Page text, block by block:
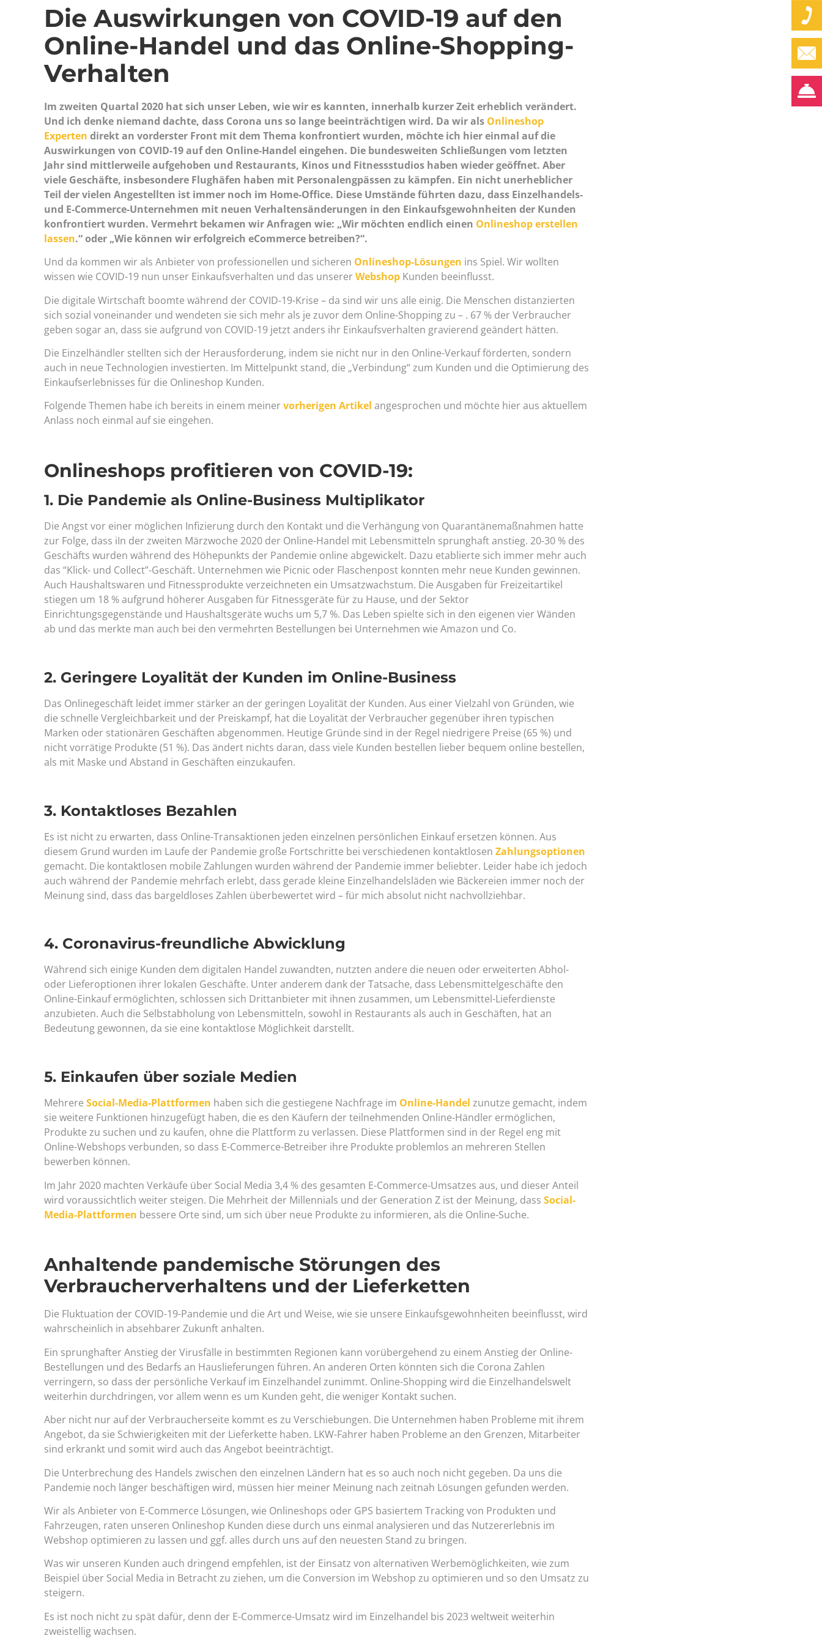
Die Auswirkungen von COVID-19 auf den
Online-Handel und das Online-Shopping-
Verhalten
Im zweiten Quartal 2020 hat sich unser Leben, wie wir es kannten, innerhalb kurzer Zeit erheblich verändert.
Und ich denke niemand dachte, dass Corona uns so lange beeinträchtigen wird. Da wir als Onlineshop
Experten direkt an vorderster Front mit dem Thema konfrontiert wurden, möchte ich hier einmal auf die
Auswirkungen von COVID-19 auf den Online-Handel eingehen. Die bundesweiten Schließungen vom letzten
Jahr sind mittlerweile aufgehoben und Restaurants, Kinos und Fitnessstudios haben wieder geöffnet. Aber
viele Geschäfte, insbesondere Flughäfen haben mit Personalengpässen zu kämpfen. Ein nicht unerheblicher
Teil der vielen Angestellten ist immer noch im Home-Office. Diese Umstände führten dazu, dass Einzelhandels-
und E-Commerce-Unternehmen mit neuen Verhaltensänderungen in den Einkaufsgewohnheiten der Kunden
konfrontiert wurden. Vermehrt bekamen wir Anfragen wie: „Wir möchten endlich einen Onlineshop erstellen
lassen.“ oder „Wie können wir erfolgreich eCommerce betreiben?“.
Und da kommen wir als Anbieter von professionellen und sicheren Onlineshop-Lösungen ins Spiel. Wir wollten
wissen wie COVID-19 nun unser Einkaufsverhalten und das unsererWebshop Kunden beeinflusst.
Die digitale Wirtschaft boomte während der COVID-19-Krise – da sind wir uns alle einig. Die Menschen distanzierten
sich sozial voneinander und wendeten sie sich mehr als je zuvor dem Online-Shopping zu – . 67 % der Verbraucher
geben sogar an, dass sie aufgrund von COVID-19 jetzt anders ihr Einkaufsverhalten gravierend geändert hätten.
Die Einzelhändler stellten sich der Herausforderung, indem sie nicht nur in den Online-Verkauf förderten, sondern
auch in neue Technologien investierten. Im Mittelpunkt stand, die „Verbindung“ zum Kunden und die Optimierung des
Einkaufserlebnisses für die Onlineshop Kunden.
Folgende Themen habe ich bereits in einem meinervorherigen Artikel angesprochen und möchte hier aus aktuellem
Anlass noch einmal auf sie eingehen.
Onlineshops profitieren von COVID-19:
1. Die Pandemie als Online-Business Multiplikator
Die Angst vor einer möglichen Infizierung durch den Kontakt und die Verhängung von Quarantänemaßnahmen hatte
zur Folge, dass iIn der zweiten Märzwoche 2020 der Online-Handel mit Lebensmitteln sprunghaft anstieg. 20-30 % des
Geschäfts wurden während des Höhepunkts der Pandemie online abgewickelt. Dazu etablierte sich immer mehr auch
das “Klick- und Collect”-Geschäft. Unternehmen wie Picnic oder Flaschenpost konnten mehr neue Kunden gewinnen.
Auch Haushaltswaren und Fitnessprodukte verzeichneten ein Umsatzwachstum. Die Ausgaben für Freizeitartikel
stiegen um 18 % aufgrund höherer Ausgaben für Fitnessgeräte für zu Hause, und der Sektor
Einrichtungsgegenstände und Haushaltsgeräte wuchs um 5,7 %. Das Leben spielte sich in den eigenen vier Wänden
ab und das merkte man auch bei den vermehrten Bestellungen bei Unternehmen wie Amazon und Co.
2. Geringere Loyalität der Kunden im Online-Business
Das Onlinegeschäft leidet immer stärker an der geringen Loyalität der Kunden. Aus einer Vielzahl von Gründen, wie
die schnelle Vergleichbarkeit und der Preiskampf, hat die Loyalität der Verbraucher gegenüber ihren typischen
Marken oder stationären Geschäften abgenommen. Heutige Gründe sind in der Regel niedrigere Preise (65 %) und
nicht vorrätige Produkte (51 %). Das ändert nichts daran, dass viele Kunden bestellen lieber bequem online bestellen,
als mit Maske und Abstand in Geschäften einzukaufen.
3. Kontaktloses Bezahlen
Es ist nicht zu erwarten, dass Online-Transaktionen jeden einzelnen persönlichen Einkauf ersetzen können. Aus
diesem Grund wurden im Laufe der Pandemie große Fortschritte bei verschiedenen kontaktlosen Zahlungsoptionen
gemacht. Die kontaktlosen mobile Zahlungen wurden während der Pandemie immer beliebter. Leider habe ich jedoch
auch während der Pandemie mehrfach erlebt, dass gerade kleine Einzelhandelsläden wie Bäckereien immer noch der
Meinung sind, dass das bargeldloses Zahlen überbewertet wird – für mich absolut nicht nachvollziehbar.
4. Coronavirus-freundliche Abwicklung
Während sich einige Kunden dem digitalen Handel zuwandten, nutzten andere die neuen oder erweiterten Abhol-
oder Lieferoptionen ihrer lokalen Geschäfte. Unter anderem dank der Tatsache, dass Lebensmittelgeschäfte den
Online-Einkauf ermöglichten, schlossen sich Drittanbieter mit ihnen zusammen, um Lebensmittel-Lieferdienste
anzubieten. Auch die Selbstabholung von Lebensmitteln, sowohl in Restaurants als auch in Geschäften, hat an
Bedeutung gewonnen, da sie eine kontaktlose Möglichkeit darstellt.
5. Einkaufen über soziale Medien
Mehrere Social-Media-Plattformen haben sich die gestiegene Nachfrage im Online-Handel zunutze gemacht, indem
sie weitere Funktionen hinzugefügt haben, die es den Käufern der teilnehmenden Online-Händler ermöglichen,
Produkte zu suchen und zu kaufen, ohne die Plattform zu verlassen. Diese Plattformen sind in der Regel eng mit
Online-Webshops verbunden, so dass E-Commerce-Betreiber ihre Produkte problemlos an mehreren Stellen
bewerben können.
Im Jahr 2020 machten Verkäufe über Social Media 3,4 % des gesamten E-Commerce-Umsatzes aus, und dieser Anteil
wird voraussichtlich weiter steigen. Die Mehrheit der Millennials und der Generation Z ist der Meinung, dass Social-
Media-Plattformen bessere Orte sind, um sich über neue Produkte zu informieren, als die Online-Suche.
Anhaltende pandemische Störungen des
Verbraucherverhaltens und der Lieferketten
Die Fluktuation der COVID-19-Pandemie und die Art und Weise, wie sie unsere Einkaufsgewohnheiten beeinflusst, wird
wahrscheinlich in absehbarer Zukunft anhalten.
Ein sprunghafter Anstieg der Virusfälle in bestimmten Regionen kann vorübergehend zu einem Anstieg der Online-
Bestellungen und des Bedarfs an Hauslieferungen führen. An anderen Orten könnten sich die Corona Zahlen
verringern, so dass der persönliche Verkauf im Einzelhandel zunimmt. Online-Shopping wird die Einzelhandelswelt
weiterhin durchdringen, vor allem wenn es um Kunden geht, die weniger Kontakt suchen.
Aber nicht nur auf der Verbraucherseite kommt es zu Verschiebungen. Die Unternehmen haben Probleme mit ihrem
Angebot, da sie Schwierigkeiten mit der Lieferkette haben. LKW-Fahrer haben Probleme an den Grenzen, Mitarbeiter
sind erkrankt und somit wird auch das Angebot beeinträchtigt.
Die Unterbrechung des Handels zwischen den einzelnen Ländern hat es so auch noch nicht gegeben. Da uns die
Pandemie noch länger beschäftigen wird, müssen hier meiner Meinung nach zeitnah Lösungen gefunden werden.
Wir als Anbieter von E-Commerce Lösungen, wie Onlineshops oder GPS basiertem Tracking von Produkten und
Fahrzeugen, raten unseren Onlineshop Kunden diese durch uns einmal analysieren und das Nutzererlebnis im
Webshop optimieren zu lassen und ggf. alles durch uns auf den neuesten Stand zu bringen.
Was wir unseren Kunden auch dringend empfehlen, ist der Einsatz von alternativen Werbemöglichkeiten, wie zum
Beispiel über Social Media in Betracht zu ziehen, um die Conversion im Webshop zu optimieren und so den Umsatz zu
steigern.
Es ist noch nicht zu spät dafür, denn der E-Commerce-Umsatz wird im Einzelhandel bis 2023 weltweit weiterhin
zweistellig wachsen.